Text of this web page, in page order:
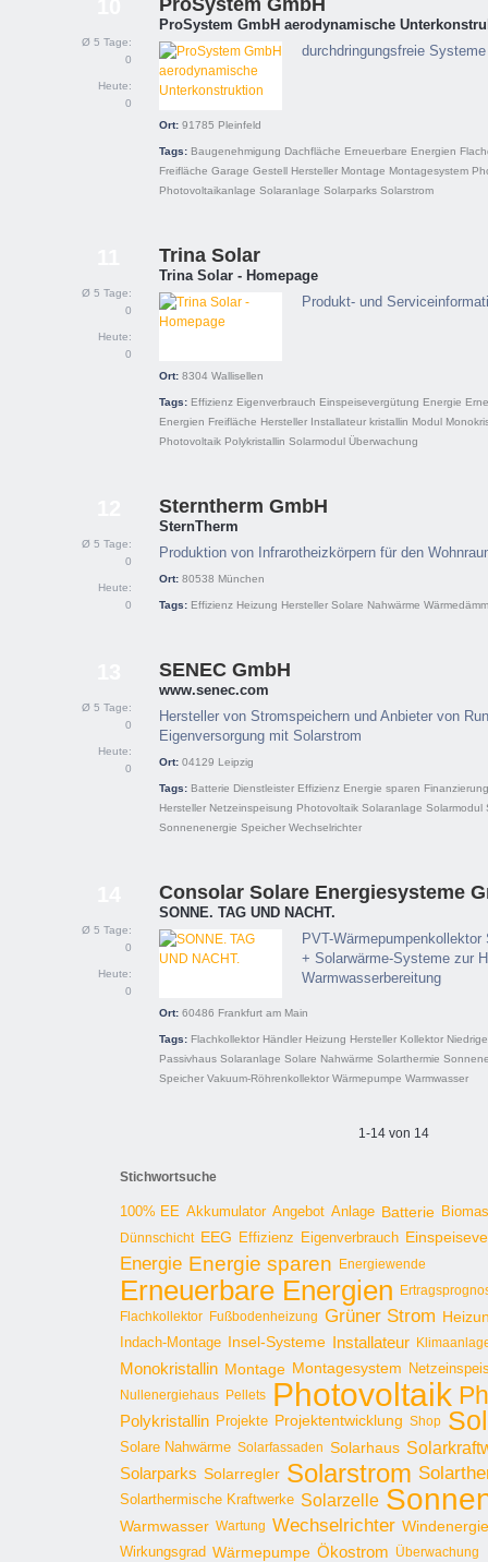
Ø 5 Tage:
0
Heute:
0
ProSystem GmbH
ProSystem GmbH aerodynamische
durchdringungsfreie
Ort: 91785 Pleinfeld
Tags: Baugenehmigung Dachfläche Erneuerbare Energien
Freifläche Garage Gestell Hersteller Montage Montagesystem
Photovoltaikanlage Solaranlage Solarparks Solarstrom
Ø 5 Tage:
0
Heute:
0
Trina Solar
Trina Solar - Homepage
Produkt- und
Ort: 8304 Wallisellen
Tags: Effizienz Eigenverbrauch Einspeisevergütung Energie
Energien Freifläche Hersteller Installateur kristallin Modul
Photovoltaik Polykristallin Solarmodul Überwachung
Ø 5 Tage:
0
Heute:
0
Sterntherm GmbH
SternTherm
Produktion von Infrarotheizkörpern für den
Ort: 80538 München
Tags: Effizienz Heizung Hersteller Solare Nahwärme
Ø 5 Tage:
0
Heute:
0
SENEC GmbH
www.senec.com
Hersteller von Stromspeichern und Anbieter von
Eigenversorgung mit Solarstrom
Ort: 04129 Leipzig
Tags: Batterie Dienstleister Effizienz Energie sparen Finanzierung
Hersteller Netzeinspeisung Photovoltaik Solaranlage Solarmodul
Sonnenenergie Speicher Wechselrichter
Ø 5 Tage:
0
Heute:
0
Consolar Solare Energiesysteme
SONNE. TAG UND NACHT.
PVT-
+ Solarwärme-Systeme zur
Warmwasserbereitung
Ort: 60486 Frankfurt am Main
Tags: Flachkollektor Händler Heizung Hersteller Kollektor
Passivhaus Solaranlage Solare Nahwärme Solarthermie
Speicher Vakuum-Röhrenkollektor Wärmepumpe Warmwasser
1-14 von 14
Stichwortsuche
100% EE Akkumulator Angebot Anlage Batterie
Dünnschicht EEG Effizienz Eigenverbrauch
Energie Energie sparen Energiewende
Erneuerbare Energien
Flachkollektor Fußbodenheizung Grüner Strom
Indach-Montage Insel-Systeme Installateur
Monokristallin Montage Montagesystem
Nullenergiehaus Pellets Photovoltaik
Polykristallin Projekte Projektentwicklung Shop
Solare Nahwärme Solarfassaden Solarhaus
Solarparks Solarregler Solarstrom
Solarthermische Kraftwerke Solarzelle
Warmwasser Wartung Wechselrichter Windenergie
Wirkungsgrad Wärmepumpe Ökostrom Überwachung